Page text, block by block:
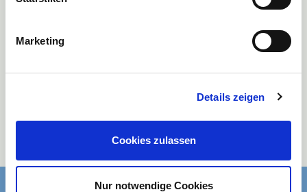
Marketing
Details zeigen
Cookies zulassen
Nur notwendige Cookies
Pflanzenzüchtung, Biostimulanzien und Schädlingsbekämpfung. Die vom
https://www.iva.de
https://www.linkedin.com/company/industrieverband-agrar-iva